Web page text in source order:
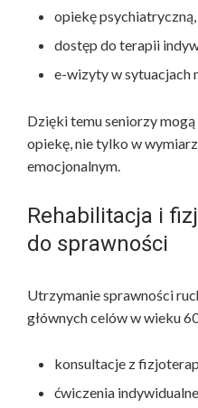
opiekę psychiatryczną,
dostęp do terapii
e-wizyty w sytuacjach
Dzięki temu seniorzy
opiekę, nie tylko w
emocjonalnym.
Rehabilitacja i
do sprawności
Utrzymanie sprawności
głównych celów w wieku
konsultacje z
ćwiczenia